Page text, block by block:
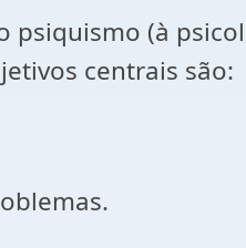
(à
centrais são: